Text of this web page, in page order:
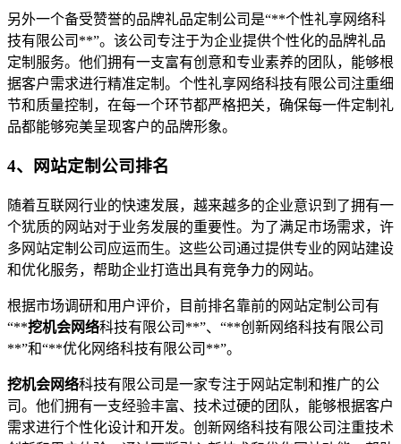
另外一个备受赞誉的品牌礼品定制公司是“**个性礼享网络科
技有限公司**”。该公司专注于为企业提供个性化的品牌礼品
定制服务。他们拥有一支富有创意和专业素养的团队，能够根
据客户需求进行精准定制。个性礼享网络科技有限公司注重细
节和质量控制，在每一个环节都严格把关，确保每一件定制礼
品都能够宛美呈现客户的品牌形象。
4、网站定制公司排名
随着互联网行业的快速发展，越来越多的企业意识到了拥有一
个犹质的网站对于业务发展的重要性。为了满足市场需求，许
多网站定制公司应运而生。这些公司通过提供专业的网站建设
和优化服务，帮助企业打造出具有竞争力的网站。
根据市场调研和用户评价，目前排名靠前的网站定制公司有
“**挖机会网络科技有限公司**”、“**创新网络科技有限公司
**”和“**优化网络科技有限公司**”。
挖机会网络科技有限公司是一家专注于网站定制和推广的公
司。他们拥有一支经验丰富、技术过硬的团队，能够根据客户
需求进行个性化设计和开发。创新网络科技有限公司注重技术